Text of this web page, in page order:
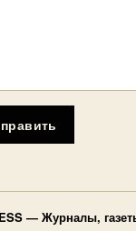
— Журналы,